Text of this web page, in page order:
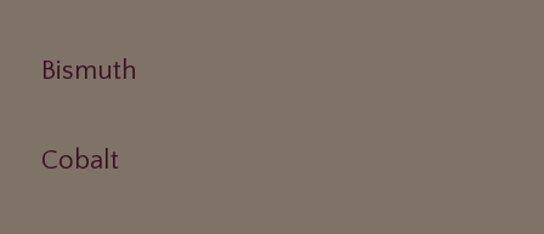
Bismuth
Cobalt